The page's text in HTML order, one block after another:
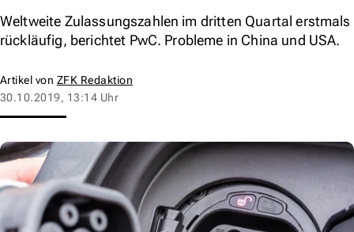
Weltweite Zulassungszahlen im dritten Quartal erstmals
rückläufig, berichtet PwC. Probleme in China und USA.
Artikel von ZFK Redaktion
30.10.2019, 13:14 Uhr